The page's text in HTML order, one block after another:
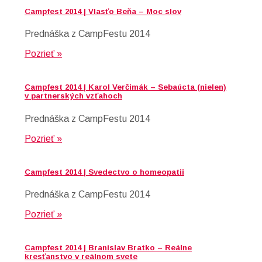
Campfest 2014 | Vlasťo Beňa – Moc slov
Prednáška z CampFestu 2014
Pozrieť »
Campfest 2014 | Karol Verčimák – Sebaúcta (nielen)
v partnerských vzťahoch
Prednáška z CampFestu 2014
Pozrieť »
Campfest 2014 | Svedectvo o homeopatii
Prednáška z CampFestu 2014
Pozrieť »
Campfest 2014 | Branislav Bratko – Reálne
kresťanstvo v reálnom svete